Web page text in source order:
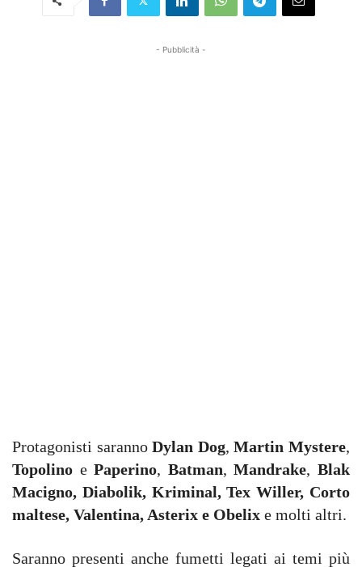
- Pubblicità -
Protagonisti sarannoDylan Dog,Martin Mystere,
Topolino ePaperino, Batman,Mandrake,Blak
Macigno, Diabolik, Kriminal, Tex Willer, Corto
maltese, Valentina, Asterix e Obelix e molti altri.
Saranno presenti anche fumetti legati ai temi più